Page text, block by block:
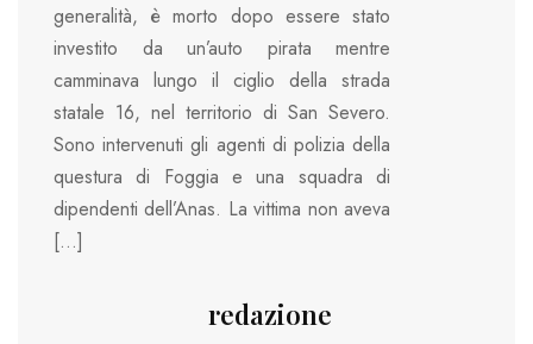
generalità, è morto dopo essere stato
investito da un’auto pirata mentre
camminava lungo il ciglio della strada
statale 16, nel territorio di San Severo.
Sono intervenuti gli agenti di polizia della
questura di Foggia e una squadra di
dipendenti dell’Anas. La vittima non aveva
[…]
redazione